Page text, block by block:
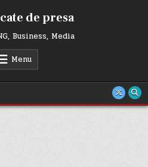
de presa
Business, Media
Menu